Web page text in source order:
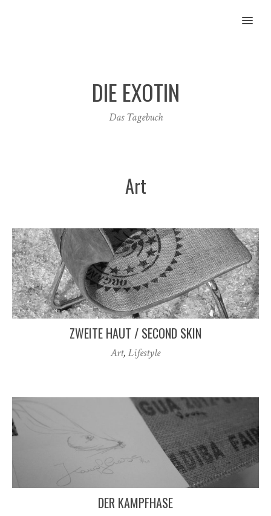
MENU
DIE EXOTIN
Das Tagebuch
Art
ZWEITE HAUT / SECOND SKIN
Art, Lifestyle
DER KAMPFHASE